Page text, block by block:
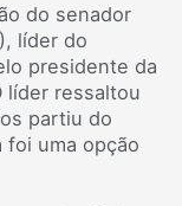
do senador
líder do
presidente da
líder ressaltou
partiu do
uma opção